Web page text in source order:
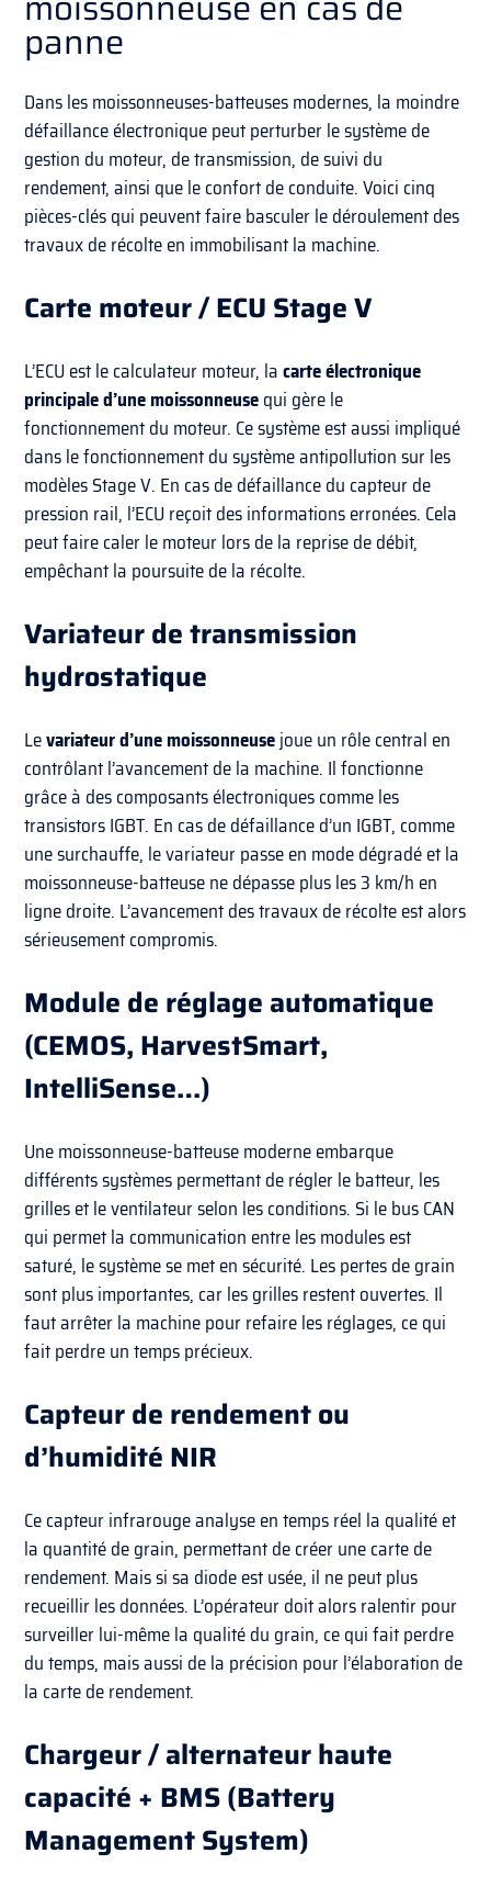
panne
Dans les moissonneuses-batteuses modernes, la moindre
défaillance électronique peut perturber le système de
gestion du moteur, de transmission, de suivi du
rendement, ainsi que le confort de conduite. Voici cinq
pièces-clés qui peuvent faire basculer le déroulement des
travaux de récolte en immobilisant la machine.
Carte moteur / ECU Stage V
L’ECU est le calculateur moteur, lacarte électronique
principale d’une moissonneusequi gère le
fonctionnement du moteur. Ce système est aussi impliqué
dans le fonctionnement du système antipollution sur les
modèles Stage V. En cas de défaillance du capteur de
pression rail, l’ECU reçoit des informations erronées. Cela
peut faire caler le moteur lors de la reprise de débit,
empêchant la poursuite de la récolte.
Variateur de transmission
hydrostatique
Levariateur d’une moissonneusejoue un rôle central en
contrôlant l’avancement de la machine. Il fonctionne
grâce à des composants électroniques comme les
transistors IGBT. En cas de défaillance d’un IGBT, comme
une surchauffe, le variateur passe en mode dégradé et la
moissonneuse-batteuse ne dépasse plus les 3 km/h en
ligne droite. L’avancement des travaux de récolte est alors
sérieusement compromis.
Module de réglage automatique
(CEMOS, HarvestSmart,
IntelliSense…)
Une moissonneuse-batteuse moderne embarque
différents systèmes permettant de régler le batteur, les
grilles et le ventilateur selon les conditions. Si le bus CAN
qui permet la communication entre les modules est
saturé, le système se met en sécurité. Les pertes de grain
sont plus importantes, car les grilles restent ouvertes. Il
faut arrêter la machine pour refaire les réglages, ce qui
fait perdre un temps précieux.
Capteur de rendement ou
d’humidité NIR
Ce capteur infrarouge analyse en temps réel la qualité et
la quantité de grain, permettant de créer une carte de
rendement. Mais si sa diode est usée, il ne peut plus
recueillir les données. L’opérateur doit alors ralentir pour
surveiller lui-même la qualité du grain, ce qui fait perdre
du temps, mais aussi de la précision pour l’élaboration de
la carte de rendement.
Chargeur / alternateur haute
capacité + BMS (Battery
Management System)